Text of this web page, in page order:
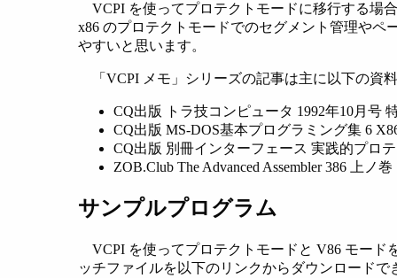
VCPI を使ってプロテクトモードに移行する場
x86 のプロテクトモードでのセグメント管理や
やすいと思います。
「VCPI メモ」シリーズの記事は主に以下の資
CQ出版 トラ技コンピュータ 1992年10月号
CQ出版 MS-DOS基本プログラミング集 6
CQ出版 別冊インターフェース 実践的プロ
ZOB.Club The Advanced Assembler 386 上ノ巻
サンプルプログラム
VCPI を使ってプロテクトモードと V86 モー
ッチファイルを以下のリンクからダウンロード